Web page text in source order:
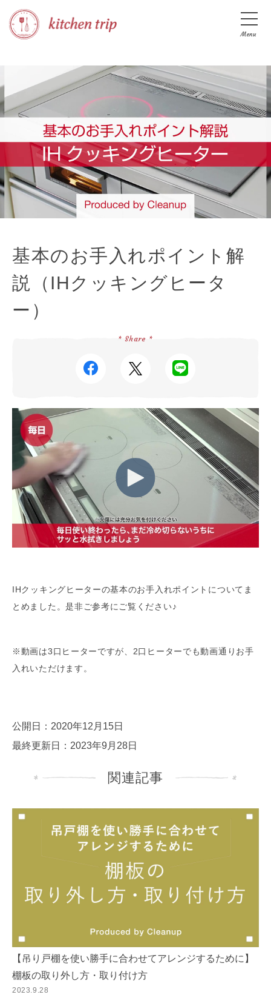
Menu
基本のお手入れポイント解
説（IHクッキングヒータ
ー）
* Share *
IHクッキングヒーターの基本のお手入れポイントについてま
とめました。是非ご参考にご覧ください♪
※動画は3口ヒーターですが、2口ヒーターでも動画通りお手
入れいただけます。
公開日：2020年12月15日
最終更新日：2023年9月28日
関連記事
【吊り戸棚を使い勝手に合わせてアレンジするために】
棚板の取り外し方・取り付け方
2023.9.28